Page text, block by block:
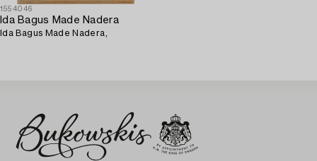
1554046
Ida Bagus Made Nadera
Ida Bagus Made Nadera,